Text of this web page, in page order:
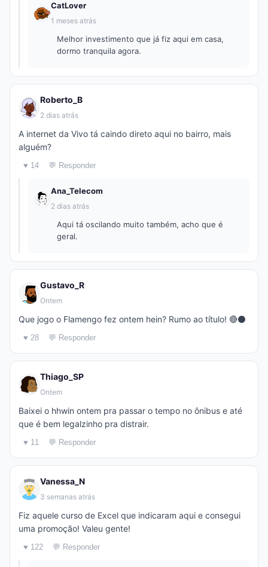
CatLover
1 meses atrás
Melhor investimento que já fiz aqui em casa,
dormo tranquila agora.
Roberto_B
2 dias atrás
A internet da Vivo tá caindo direto aqui no bairro, mais
alguém?
♥ 14 💬 Responder
Ana_Telecom
2 dias atrás
Aqui tá oscilando muito também, acho que é
geral.
Gustavo_R
Ontem
Que jogo o Flamengo fez ontem hein? Rumo ao título! 🔴⚫
♥ 28 💬 Responder
Thiago_SP
Ontem
Baixei o hhwin ontem pra passar o tempo no ônibus e até
que é bem legalzinho pra distrair.
♥ 11 💬 Responder
Vanessa_N
3 semanas atrás
Fiz aquele curso de Excel que indicaram aqui e consegui
uma promoção! Valeu gente!
♥ 122 💬 Responder